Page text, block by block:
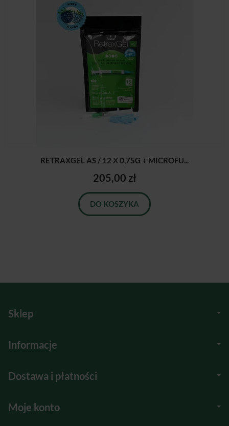
RETRAXGEL AS / 12 X 0,75G + MICROFU...
205,00 zł
DO KOSZYKA
Sklep
Informacje
Dostawa i płatności
Moje konto